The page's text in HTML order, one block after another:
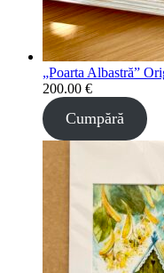
„Poarta Albastră”
200.00 €
Cumpără